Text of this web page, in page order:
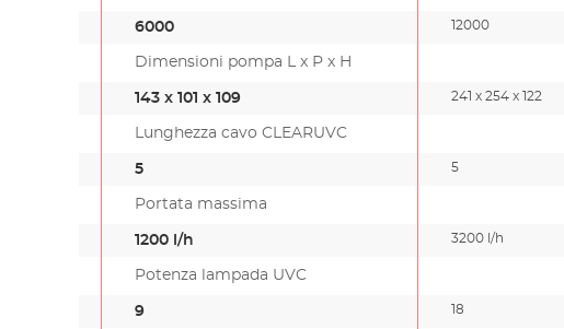
6000 12000
Dimensioni pompa L x P x H
143 x 101 x 109 241 x 254 x 122
Lunghezza cavo CLEARUVC
5 5
Portata massima
1200 l/h 3200 l/h
Potenza lampada UVC
9 18